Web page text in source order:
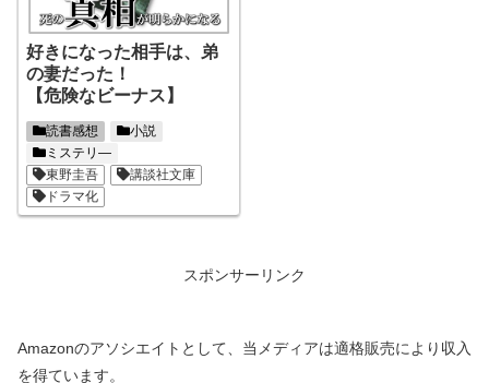
好きになった相手は、弟
の妻だった！
【危険なビーナス】
読書感想
小説
ミステリ―
東野圭吾
講談社文庫
ドラマ化
スポンサーリンク
Amazonのアソシエイトとして、当メディアは適格販売により収入
を得ています。